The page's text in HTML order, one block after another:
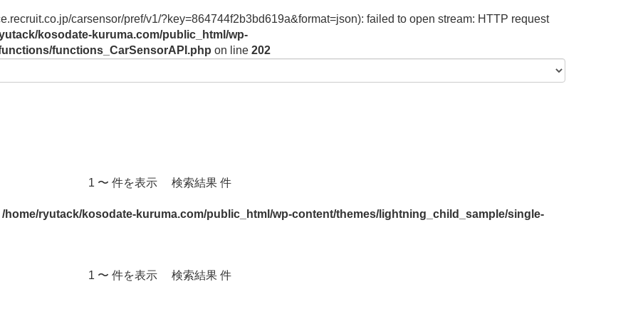
carsensor/pref/v1/?key=864744f2b3bd619a&format=json): failed to open stream: HTTP request
kosodate-kuruma.com/public_html/wp-
functions_CarSensorAPI.php on line 202
1 〜 件を表示 検索結果 件
/home/ryutack/kosodate-kuruma.com/public_html/wp-content/themes/lightning_child_sample/single-
1 〜 件を表示 検索結果 件